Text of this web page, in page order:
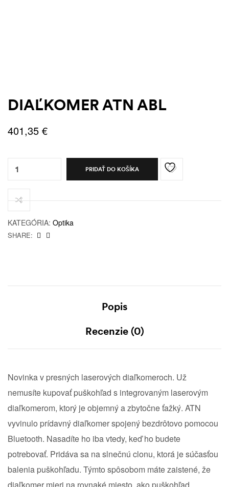
DIAĽKOMER ATN ABL
401,35 €
PRIDAŤ DO KOŠÍKA
KATEGÓRIA: Optika
SHARE:
Popis
Recenzie (0)
Novinka v presných laserových diaľkomeroch. Už
nemusíte kupovať puškohľad s integrovaným laserovým
diaľkomerom, ktorý je objemný a zbytočne ťažký. ATN
vyvinulo prídavný diaľkomer spojený bezdrôtovo pomocou
Bluetooth. Nasadíte ho iba vtedy, keď ho budete
potrebovať. Pridáva sa na slnečnú clonu, ktorá je súčasťou
balenia puškohľadu. Týmto spôsobom máte zaistené, že